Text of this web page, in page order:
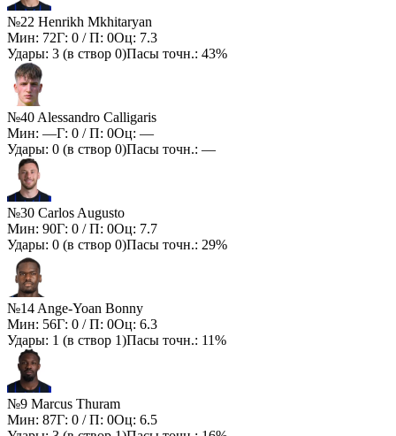
№22 Henrikh Mkhitaryan
Мин: 72Г: 0 / П: 0Оц: 7.3
Удары: 3 (в створ 0)Пасы точн.: 43%
№40 Alessandro Calligaris
Мин: —Г: 0 / П: 0Оц: —
Удары: 0 (в створ 0)Пасы точн.: —
№30 Carlos Augusto
Мин: 90Г: 0 / П: 0Оц: 7.7
Удары: 0 (в створ 0)Пасы точн.: 29%
№14 Ange-Yoan Bonny
Мин: 56Г: 0 / П: 0Оц: 6.3
Удары: 1 (в створ 1)Пасы точн.: 11%
№9 Marcus Thuram
Мин: 87Г: 0 / П: 0Оц: 6.5